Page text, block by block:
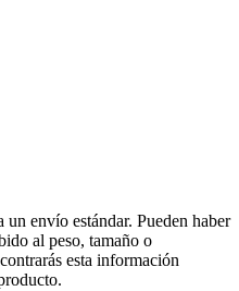
envío estándar. Pueden haber
al peso, tamaño o
esta información